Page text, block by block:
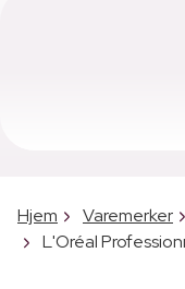
Hjem Varemerker
L'Oréal